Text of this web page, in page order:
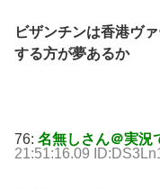
ビザンチンは香港ヴ
する方が夢あるか
76: 名無しさん＠実況
21:51:16.09